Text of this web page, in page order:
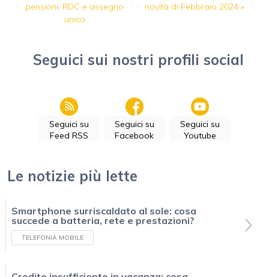
pensioni, RDC e assegno
unico
novità di Febbraio 2024 »
Seguici sui nostri profili social
Seguici su
Feed RSS
Seguici su
Facebook
Seguici su
Youtube
Le notizie più lette
Smartphone surriscaldato al sole: cosa
succede a batteria, rete e prestazioni?
TELEFONIA MOBILE